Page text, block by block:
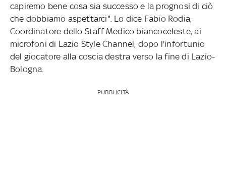
capiremo bene cosa sia successo e la prognosi di ciò
che dobbiamo aspettarci". Lo dice Fabio Rodia,
Coordinatore dello Staff Medico biancoceleste, ai
microfoni di Lazio Style Channel, dopo l'infortunio
del giocatore alla coscia destra verso la fine di Lazio-
Bologna.
PUBBLICITÀ